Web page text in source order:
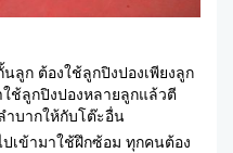
ลูก ต้องใช้ลูกปิงปองเพียงลูก
ช้ลูกปิงปองหลายลูกแล้วตี
ำบากให้กับโต๊ะอื่น
เข้ามาใช้ฝึกซ้อม ทุกคนต้อง